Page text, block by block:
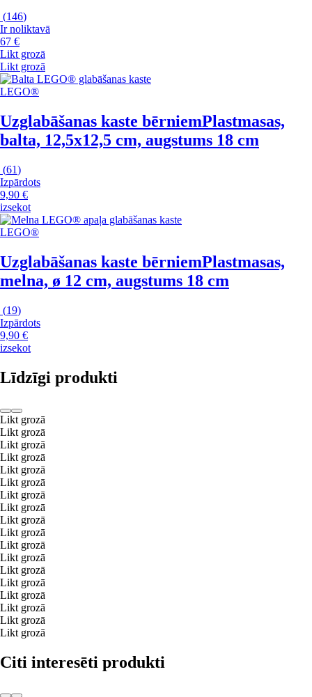
(146)
Ir noliktavā
67 €
Likt grozā
Likt grozā
LEGO®
Uzglabāšanas kaste bērniemPlastmasas,
balta, 12,5x12,5 cm, augstums 18 cm
(61)
Izpārdots
9,90 €
izsekot
LEGO®
Uzglabāšanas kaste bērniemPlastmasas,
melna, ø 12 cm, augstums 18 cm
(19)
Izpārdots
9,90 €
izsekot
Līdzīgi produkti
Likt grozā
Likt grozā
Likt grozā
Likt grozā
Likt grozā
Likt grozā
Likt grozā
Likt grozā
Likt grozā
Likt grozā
Likt grozā
Likt grozā
Likt grozā
Likt grozā
Likt grozā
Likt grozā
Likt grozā
Likt grozā
Citi interesēti produkti